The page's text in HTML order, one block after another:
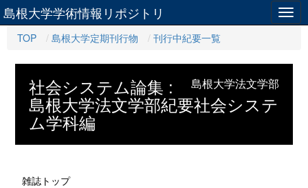
島根大学学術情報リポジトリ
TOP 島根大学定期刊行物 刊行中紀要一覧
島根大学法文学部
社会システム論集 :
島根大学法文学部紀要社会システ
ム学科編
雑誌トップ